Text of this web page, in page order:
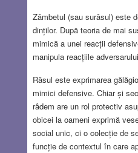
Zâmbetul (sau surâsul) este
dinților. După teoria de mai
mimică a unei reacții
manipula reacțiile
Râsul este exprimarea
mimici defensive. Chiar și
râdem are un rol protectiv
obicei la oameni exprimă
social unic, ci o colecție de
funcție de contextul în care